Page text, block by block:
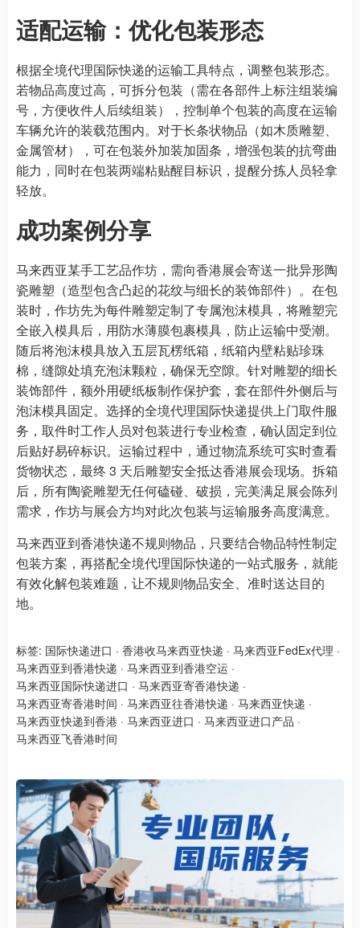
适配运输：优化包装形态
根据全境代理国际快递的运输工具特点，调整包装形态。
若物品高度过高，可拆分包装（需在各部件上标注组装编
号，方便收件人后续组装），控制单个包装的高度在运输
车辆允许的装载范围内。对于长条状物品（如木质雕塑、
金属管材），可在包装外加装加固条，增强包装的抗弯曲
能力，同时在包装两端粘贴醒目标识，提醒分拣人员轻拿
轻放。
成功案例分享
马来西亚某手工艺品作坊，需向香港展会寄送一批异形陶
瓷雕塑（造型包含凸起的花纹与细长的装饰部件）。在包
装时，作坊先为每件雕塑定制了专属泡沫模具，将雕塑完
全嵌入模具后，用防水薄膜包裹模具，防止运输中受潮。
随后将泡沫模具放入五层瓦楞纸箱，纸箱内壁粘贴珍珠
棉，缝隙处填充泡沫颗粒，确保无空隙。针对雕塑的细长
装饰部件，额外用硬纸板制作保护套，套在部件外侧后与
泡沫模具固定。选择的全境代理国际快递提供上门取件服
务，取件时工作人员对包装进行专业检查，确认固定到位
后贴好易碎标识。运输过程中，通过物流系统可实时查看
货物状态，最终 3 天后雕塑安全抵达香港展会现场。拆箱
后，所有陶瓷雕塑无任何磕碰、破损，完美满足展会陈列
需求，作坊与展会方均对此次包装与运输服务高度满意。
马来西亚到香港快递不规则物品，只要结合物品特性制定
包装方案，再搭配全境代理国际快递的一站式服务，就能
有效化解包装难题，让不规则物品安全、准时送达目的
地。
标签: 国际快递进口 · 香港收马来西亚快递 · 马来西亚FedEx代理 ·
马来西亚到香港快递 · 马来西亚到香港空运 ·
马来西亚国际快递进口 · 马来西亚寄香港快递 ·
马来西亚寄香港时间 · 马来西亚往香港快递 · 马来西亚快递 ·
马来西亚快递到香港 · 马来西亚进口 · 马来西亚进口产品 ·
马来西亚飞香港时间